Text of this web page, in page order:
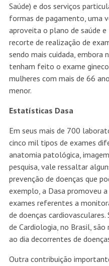
Saúde) e dos serviços
formas de pagamento, uma
aproveita o plano de saúde
recorte de realização de
sendo mais cuidada, embora
tenham feito o exame
mulheres com mais de 66
menor.
Estatísticas Dasa
Em seus mais de 700
cinco mil tipos de exames
anatomia patológica,
pesquisa, vale ressaltar
prevenção de doenças que
exemplo, a Dasa promoveu
exames referentes a
de doenças
de Cardiologia, no Brasil,
ao dia decorrentes de
Outra contribuição